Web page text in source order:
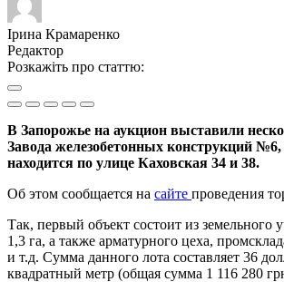
Ірина Крамаренко
Редактор
Розкажіть про статтю:
В Запорожье на аукцион выставили
Завода железобетонных конструкций
находится по улице Каховская 34 и 38.
Об этом сообщается на сайте проведения
Так, первый объект состоит из земельного
1,3 га, а также арматурного цеха,
и т.д. Сумма данного лота составляет 36
квадратный метр (общая сумма 1 116 280